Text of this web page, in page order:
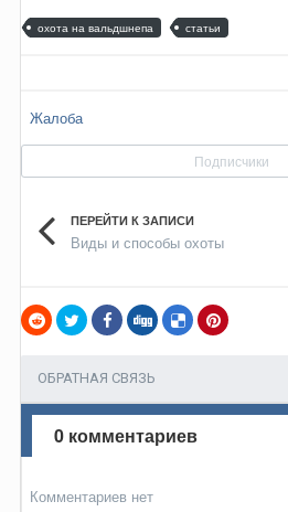
охота на вальдшнепа статьи
Жалоба
Подписчики
ПЕРЕЙТИ К ЗАПИСИ
Виды и способы охоты
ОБРАТНАЯ СВЯЗЬ
0 комментариев
Комментариев нет